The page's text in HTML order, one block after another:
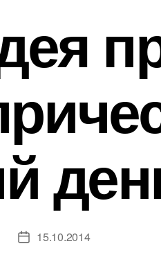
Дата15.10.2014